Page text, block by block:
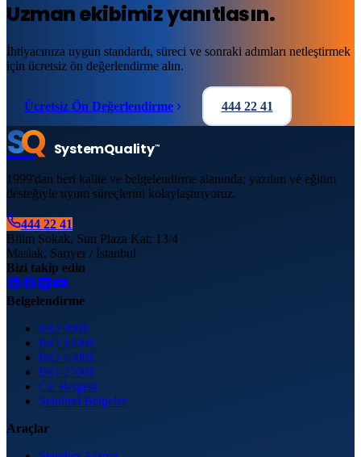
Uzman ekibimiz yanıtlasın.
İhtiyacınıza uygun standardı, süreci ve sonraki adımları netleştirmek
için ücretsiz ön değerlendirme alın.
Ücretsiz Ön Değerlendirme 444 22 41
SQ SystemQuality™
1999'dan beri kalite ve belgelendirme alanında; yazılım ve eğitim
desteğiyle uyum süreçlerini kolaylaştırıyoruz.
444 22 41
Bilim Sokak, Sun Plaza Kat: 13/4
Maslak, Sarıyer / İstanbul
Bizi takip edin
Belgelendirme
ISO 9001
ISO 14001
ISO 45001
ISO 27001
CE Belgesi
Sektörel Belgeler
Araçlar